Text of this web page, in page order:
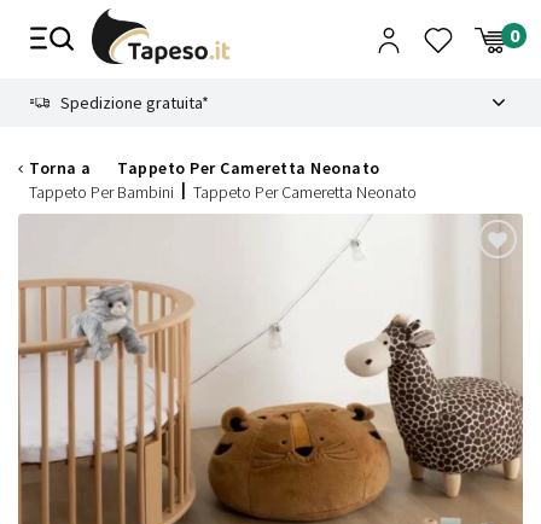
Spedizione gratuita*
Torna a
Tappeto Per Cameretta Neonato
Tappeto Per Bambini
Tappeto Per Cameretta Neonato